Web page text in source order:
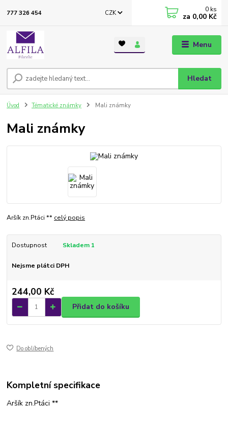
Menu
CZK
Hledat
777 326 454 0 ks
za 0,00 Kč
Úvod Tématické známky Mali známky
Mali známky
Aršík zn.Ptáci ** celý popis
Dostupnost Skladem 1
Nejsme plátci DPH
244,00 Kč
Přidat do košíku
Do oblíbených
Kompletní specifikace
Aršík zn.Ptáci **